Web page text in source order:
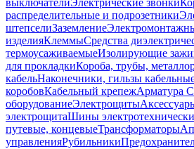
выключателиЭлектрические звонки
распределительные и подрозетники
штепселиЗаземление
изделияКлеммыСредства
термоусаживаемыеИзолирующие
для прокладкиКороба, трубы,
кабельНаконечники, гильзы
коробовКабельный крепежАрматура
оборудованиеЭлектрощиты
электрощитаШины
путевые, концевыеТрансформаторы
управленияРубильники